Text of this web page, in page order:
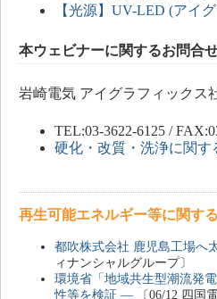
【光源】UV-LED (アイ
本ウェビナーに関するお問合
岩崎電気 アイグラフィックス
TEL:03-3622-6125 /
硬化・改質・洗浄に関す
再生可能エネルギー等に関す
都吹株式会社 鹿児島工場へ
ィナンシャルグループ〕
環境省「地域共生型潮流発
性等を検証 ― 〔06/12 四国